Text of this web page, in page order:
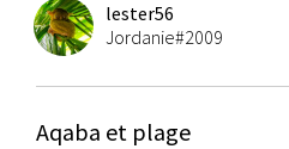
lester56
Jordanie#2009
Aqaba et plage